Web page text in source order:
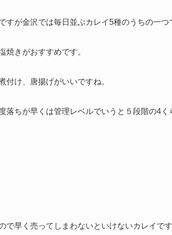
すが金沢では毎日並ぶカレイ5種のうちの一つ
焼きがおすすめです。
付け、唐揚げがいいですね。
落ちが早くは管理レベルでいうと５段階の4く
で早く売ってしまわないといけないカレイです